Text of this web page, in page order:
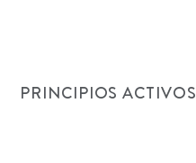
PRINCIPIOS ACTIVOS